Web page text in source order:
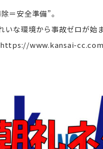
＝安全準備”。
いな環境から事故ゼロが始
https://www.kansai-